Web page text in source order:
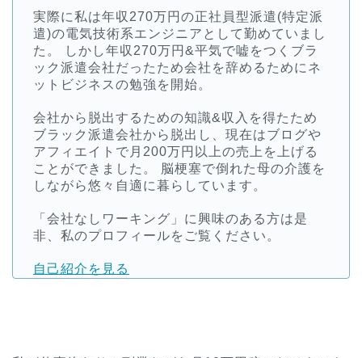
実際に私は年収270万円の正社員型派遣(特定派
遣)の電気技術系エンジニアとして勤めていまし
た。 しかし年収270万円&平気で嘘をつくブラ
ック派遣会社だったため会社を辞めるためにネ
ットビジネスの勉強を開始。
会社から脱出するための知識&収入を得たため
ブラック派遣会社から脱出し、現在はブログや
アフィエイトで月200万円以上の売上を上げる
ことができました。 脳梗塞で倒れた母の介護を
しながら悠々自適に暮らしています。
「会社なしワーキング」に興味のある方は是
非、私のプロフィールをご覧ください。
自己紹介を見る